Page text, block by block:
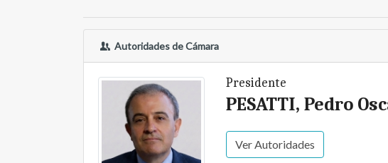
Autoridades de Cámara
Presidente
PESATTI, Pedro
Ver Autoridades